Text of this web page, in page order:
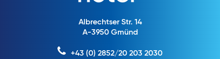
Albrechtser Str. 14
A-3950 Gmünd
+43 (0) 2852/20 203 2030